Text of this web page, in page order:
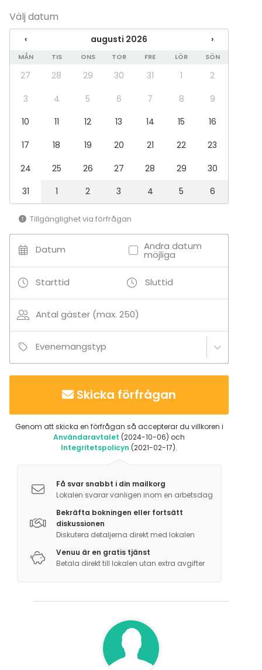
mahdollistaa eri äänimaailmoja eri kerroksissa
- Säädettävä tunnelmavalaistus
- Etäneuvotteluvalmius sisältäen 2kpl kameraa (1
yleisökamera sekä 1 puhujakamera)
- Etäneuvottelutekniikka toimii minkä tahansa
Google Meets) ja mahdollistaa kokouksen
striimauksen etäosallistujille
koko tilaisuuden ajan
Tilläggsuppgifter om aktiviteter
ESIMERKKIMENU
Alkuun
Graavilohta & sinappikastiketta (M, G)
Katkarapu-skagen ja saaristolaisleipää (M)
Silakkaa ja seljankukkaa (tilli, pikkeli-fenkoli) (M, G)
Matjessilliä (M, G)
Paahdettua punajuurta, Aura-juustoa ja
pekaanipähkinää (L, G)
Kirkasta peruna-caprissalaattia ja pinaattia (V, G)
Vihersalaattia, kurpitsan siemeniä ja
vadelmavinegretteä (V, G)
Artesaanileipomon Levain-leipää (V) ja levitteitä (L,
Pääruoka
Salviavoissa paistettua nieriää, puikulaperunakakkua
ja rapukastiketta (L, G)
Jälkiruoka
Financier, maitosuklaamoussea ja mansikkasalaattia
cocktailhetken aikana yläkerran juhlasali koki
täyden muodonmuutoksen, kun tuolirivit
muokattiin illallispöydiksi valkoisine liinoineen,
kynttilöineen ja kukkineen. Cocktailhetken
jälkeen vieraat nousivat takaisin juhlasaliin
jonka aikana esiintymislavalle kipusi pianisti
soittamaan tunnelmallista taustamusiikkia.
Kilta-salissa onnistuvat siis upeasti myös
laajemmat tapahtumakokonaisuudet sen
Välj datum
‹ augusti 2026 ›
MÅN TIS ONS TOR FRE LÖR SÖN
27 28 29 30 31 1
2
3
4 5 6 7 8
9
10
11 12 13 14 15
16
17
18 19 20 21 22
23
24
25 26 27 28 29
30
31
1 2 3 4 5 6
Tillgänglighet via förfrågan
Datum Andra datum
möjliga
Starttid Sluttid
Antal gäster (max. 250)
Evenemangstyp
Skicka förfrågan
Genom att skicka en förfrågan så accepterar du villkoren i
Användaravtalet (2024-10-06) och
Integritetspolicyn (2021-02-17).
Få svar snabbt i din mailkorg
Lokalen svarar vanligen inom en arbetsdag
Bekräfta bokningen eller fortsätt
diskussionen
Diskutera detaljerna direkt med lokalen
Venuu är en gratis tjänst
Betala direkt till lokalen utan extra avgifter